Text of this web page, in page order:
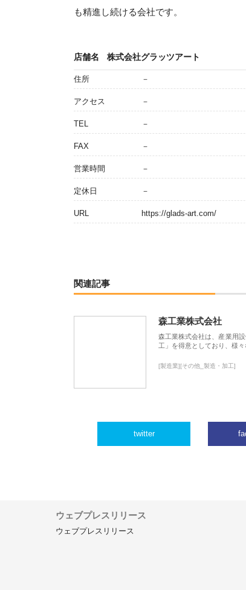
も精進し続ける会社です。
店舗名 株式会社グラッツアート
住所 －
アクセス －
TEL －
FAX －
営業時間 －
定休日 －
URL https://glads-art.com/
関連記事
森工業株式会社
森工業株式会社は、産業用
工」を得意としており、様
[製造業][その他_製造・加工]
twitter
ウェブプレスリリース
ウェブプレスリリース